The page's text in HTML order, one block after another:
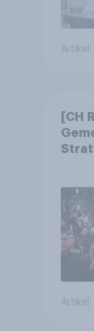
Artikel
[CH
Artikel